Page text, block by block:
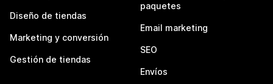
Diseño de tiendas
Marketing y conversión
Gestión de tiendas
paquetes
Email marketing
SEO
Envíos